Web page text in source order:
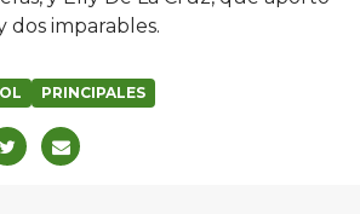
dos imparables.
PRINCIPALES